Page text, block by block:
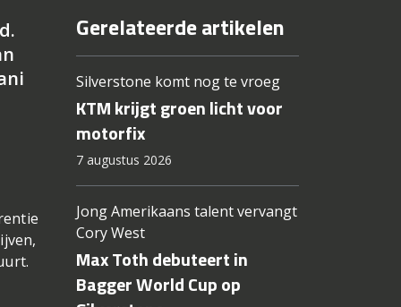
Gerelateerde artikelen
Silverstone komt nog te vroeg
KTM krijgt groen licht voor
motorfix
7 augustus 2026
Jong Amerikaans talent vervangt
Cory West
Max Toth debuteert in
Bagger World Cup op